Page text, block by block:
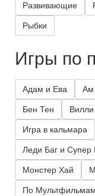
Развивающие
Рыбки
Игры по
Адам и Ева Ам
Бен Тен Вилли
Игра в кальмара
Леди Баг и Супер
Монстер Хай
По Мультфильмам